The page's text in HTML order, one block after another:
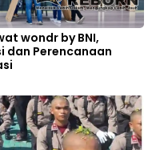
wondr by BNI,
dan Perencanaan